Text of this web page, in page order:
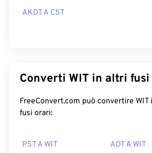
AKDT A CST
Converti WIT in altri
FreeConvert.com può convertire
fusi orari:
PST A WIT ADT A WIT